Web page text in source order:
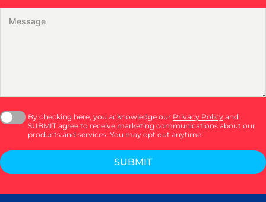
By checking here, you acknowledge our Privacy Policy and
SUBMIT agree to receive marketing communications about our
products and services. You may opt out anytime.
SUBMIT